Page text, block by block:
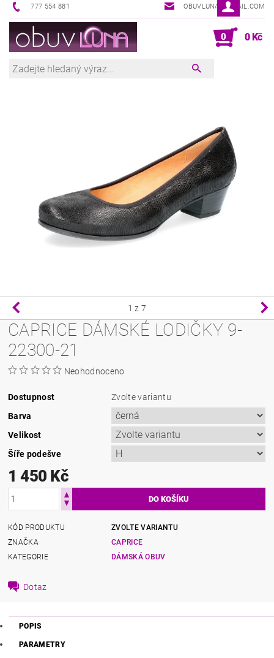
777 554 881 OBUVLUNA@GMAIL.COM
0 0 Kč
1 z 7
CAPRICE DÁMSKÉ LODIČKY 9-
22300-21
Neohodnoceno
Dostupnost
Zvolte variantu
Barva
Velikost
Šíře podešve
1 450 Kč
KÓD PRODUKTU
ZVOLTE VARIANTU
ZNAČKA
CAPRICE
KATEGORIE
DÁMSKÁ OBUV
Dotaz
POPIS
PARAMETRY